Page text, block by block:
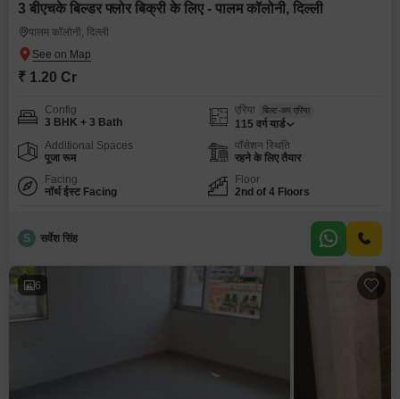
3 बीएचके बिल्डर फ्लोर बिक्री के लिए - पालम कॉलोनी, दिल्ली
पालम कॉलोनी, दिल्ली
₹ 1.20 Cr
Config
3 BHK + 3 Bath
एरिया बिल्ट-अप एरिया
115 वर्ग यार्ड
Additional Spaces
पूजा रूम
पॉसेशन स्थिति
रहने के लिए तैयार
Facing
नॉर्थ ईस्ट Facing
Floor
2nd of 4 Floors
S सर्वेश सिंह
6